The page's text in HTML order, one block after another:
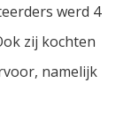
werd 4
zij kochten
namelijk